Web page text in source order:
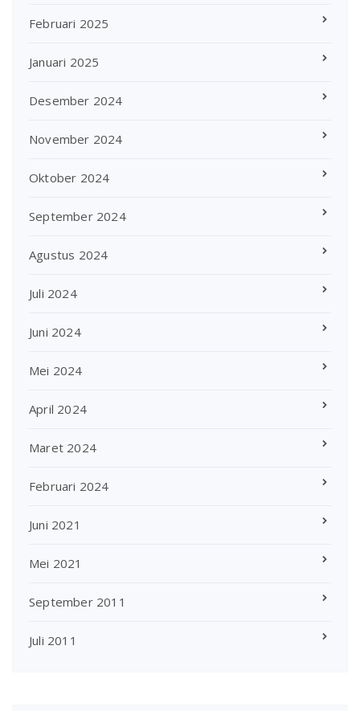
Februari 2025
Januari 2025
Desember 2024
November 2024
Oktober 2024
September 2024
Agustus 2024
Juli 2024
Juni 2024
Mei 2024
April 2024
Maret 2024
Februari 2024
Juni 2021
Mei 2021
September 2011
Juli 2011